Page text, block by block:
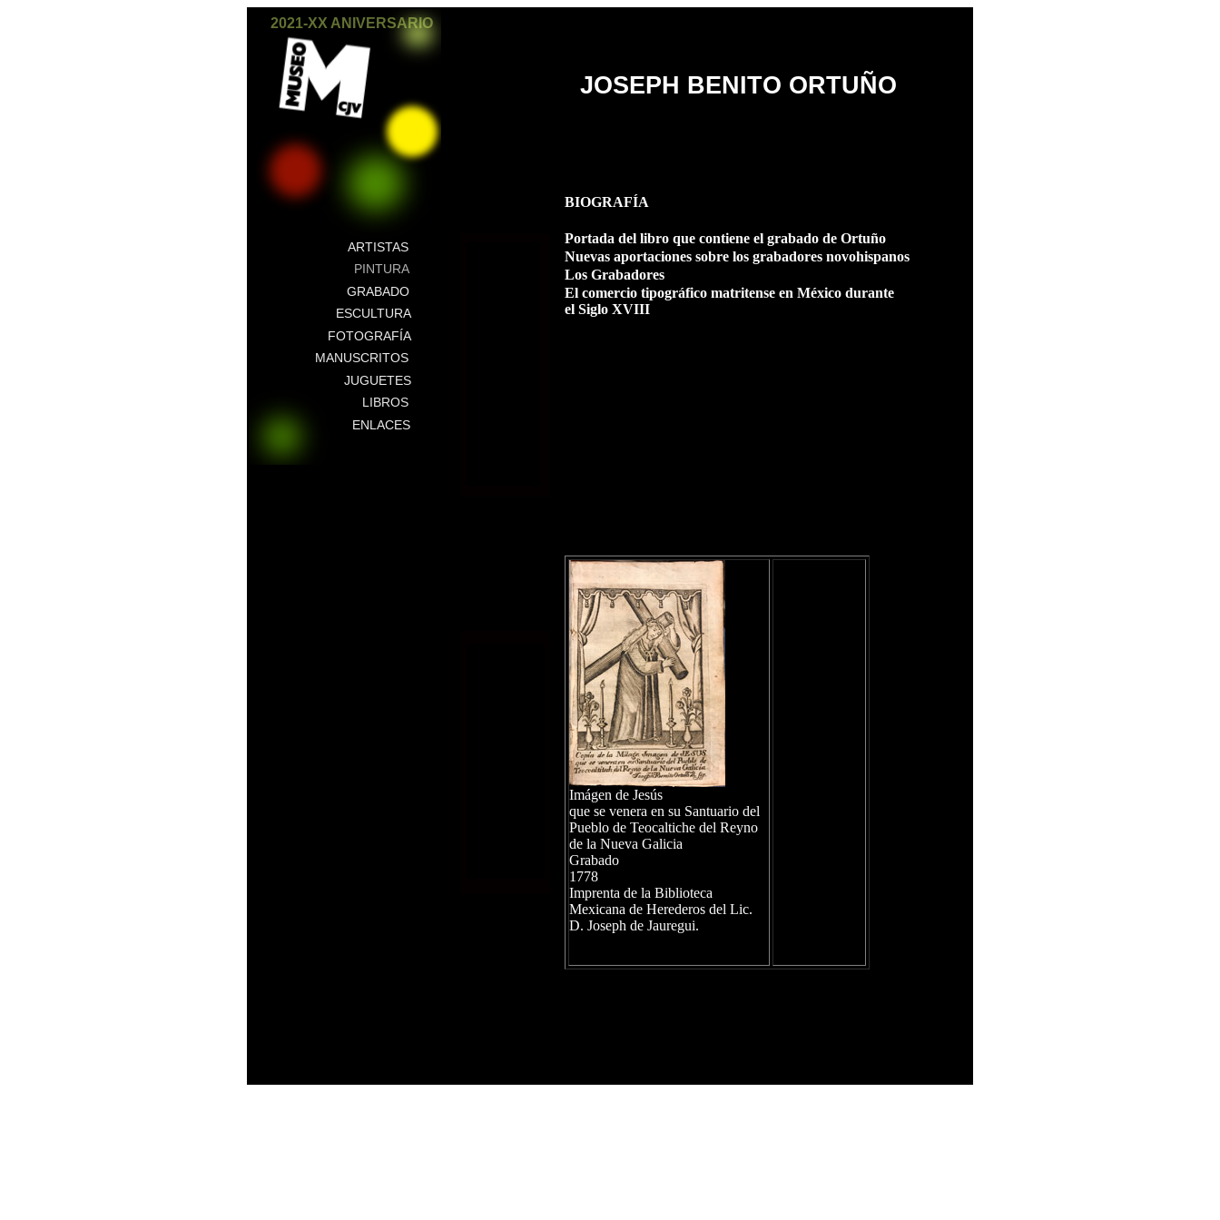
2021-XX ANIVERSARIO
ARTISTAS
PINTURA
GRABADO
ESCULTURA
FOTOGRAFÍA
MANUSCRITOS
JUGUETES
LIBROS
ENLACES
JOSEPH BENITO ORTUÑO
BIOGRAFÍA
Portada del libro que contiene el grabado de Ortuño
Nuevas aportaciones sobre los grabadores novohispanos
Los Grabadores
El comercio tipográfico matritense en México durante
el Siglo XVIII
Imágen de Jesús
que se venera en su Santuario del
Pueblo de Teocaltiche del Reyno
de la Nueva Galicia
Grabado
1778
Imprenta de la Biblioteca
Mexicana de Herederos del Lic.
D. Joseph de Jauregui.